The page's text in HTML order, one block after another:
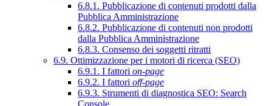
6.8.1. Pubblicazione di contenuti prodotti dalla
Pubblica Amministrazione
6.8.2. Pubblicazione di contenuti non prodotti
dalla Pubblica Amministrazione
6.8.3. Consenso dei soggetti ritratti
6.9. Ottimizzazione per i motori di ricerca (SEO)
6.9.1. I fattori on-page
6.9.2. I fattori off-page
6.9.3. Strumenti di diagnostica SEO: Search
Console